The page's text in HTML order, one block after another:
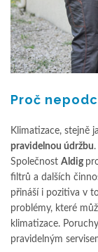
Proč
Klimatizace, stejně
pravidelnou údržbu
Společnost Aldig
filtrů a dalších
přináší i pozitiva v
problémy, které
klimatizace.
pravidelným